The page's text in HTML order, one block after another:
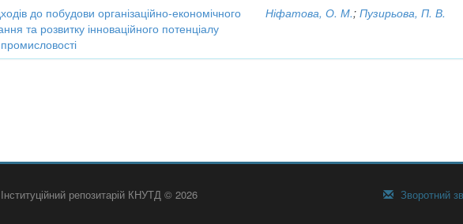
до побудови організаційно-економічного
та розвитку інноваційного потенціалу
Ніфатова, О. М.;Пузирьова, П. В.
Інституційний репозитарій КНУТД © 2026 Зворотний